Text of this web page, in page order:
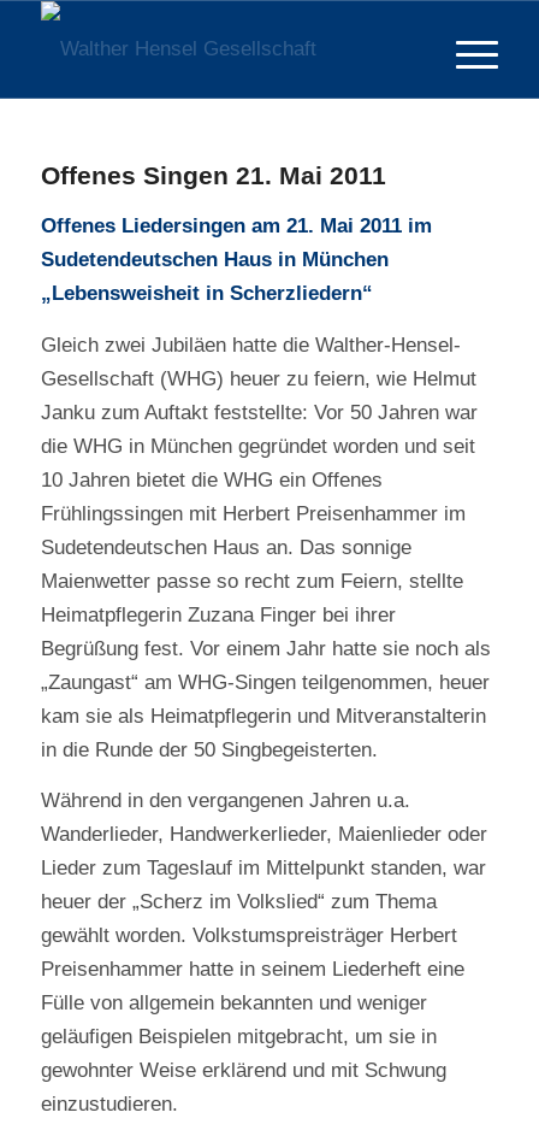
Offenes Singen 21. Mai 2011
Offenes Liedersingen am 21. Mai 2011 im
Sudetendeutschen Haus in München
„Lebensweisheit in Scherzliedern“
Gleich zwei Jubiläen hatte die Walther-Hensel-
Gesellschaft (WHG) heuer zu feiern, wie Helmut
Janku zum Auftakt feststellte: Vor 50 Jahren war
die WHG in München gegründet worden und seit
10 Jahren bietet die WHG ein Offenes
Frühlingssingen mit Herbert Preisenhammer im
Sudetendeutschen Haus an. Das sonnige
Maienwetter passe so recht zum Feiern, stellte
Heimatpflegerin Zuzana Finger bei ihrer
Begrüßung fest. Vor einem Jahr hatte sie noch als
„Zaungast“ am WHG-Singen teilgenommen, heuer
kam sie als Heimatpflegerin und Mitveranstalterin
in die Runde der 50 Singbegeisterten.
Während in den vergangenen Jahren u.a.
Wanderlieder, Handwerkerlieder, Maienlieder oder
Lieder zum Tageslauf im Mittelpunkt standen, war
heuer der „Scherz im Volkslied“ zum Thema
gewählt worden. Volkstumspreisträger Herbert
Preisenhammer hatte in seinem Liederheft eine
Fülle von allgemein bekannten und weniger
geläufigen Beispielen mitgebracht, um sie in
gewohnter Weise erklärend und mit Schwung
einzustudieren.